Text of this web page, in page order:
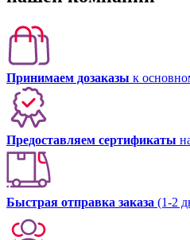
Принимаем дозаказы к
Предоставляем сертификаты
Быстрая отправка заказа (1-2